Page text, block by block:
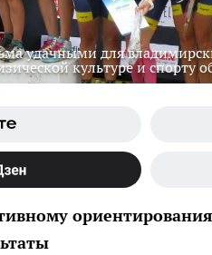
удачными для
культуре и спорту